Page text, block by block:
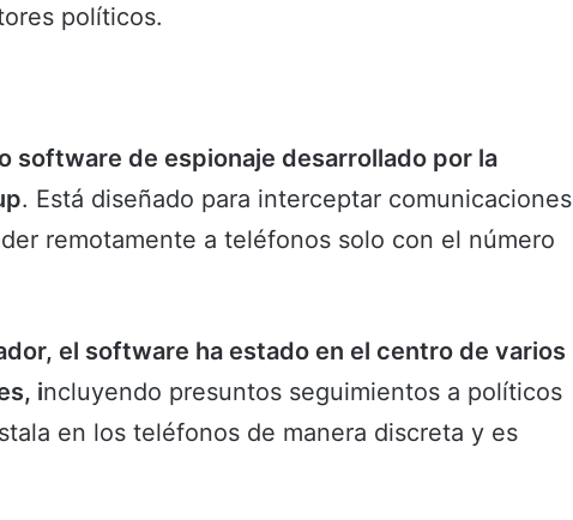
políticos.
software de espionaje desarrollado por la
. Está diseñado para interceptar comunicaciones
remotamente a teléfonos solo con el número
el software ha estado en el centro de varios
incluyendo presuntos seguimientos a políticos
en los teléfonos de manera discreta y es